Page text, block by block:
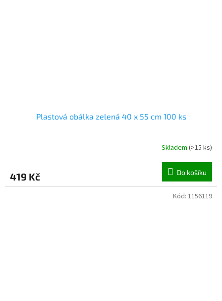
Plastová obálka zelená 40 x 55 cm 100 ks
Skladem (>15 ks)
419 Kč Do košíku
Kód: 1156119